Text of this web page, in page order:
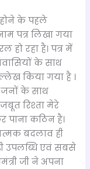
होने के पहले
पत्र लिखा गया
हो रहा है। पत्र में
के साथ
किया गया है ।
जनों के साथ
रिश्ता मेरे
पाना कठिन है।
बदलाव ही
उपलब्धि एवं सबसे
जी ने अपना